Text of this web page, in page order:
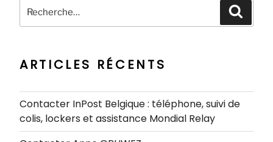
Recherche
pour
ARTICLES RÉCENTS
Contacter InPost Belgique : téléphone, suivi de
colis, lockers et assistance Mondial Relay